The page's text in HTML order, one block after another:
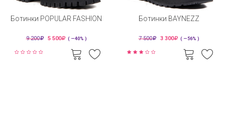
Ботинки POPULAR FASHION
9 200 5 500 ( —40% )
Ботинки BAYNEZZ
7 500 3 300 ( —56% )